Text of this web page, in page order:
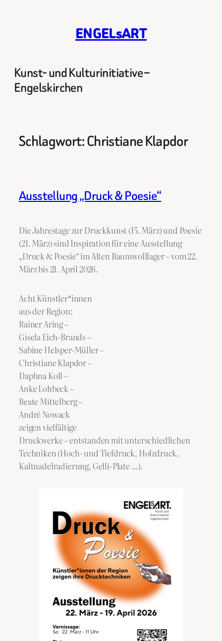
ENGELsART
Kunst- und Kulturinitiative –
Engelskirchen
Schlagwort:Christiane Klapdor
Ausstellung „Druck & Poesie“
Die Jahrestage zur Druckkunst (15. März) und Poesie
(21. März) sind Inspiration für eine Ausstellung
„Druck & Poesie“ im Alten Baumwolllager – vom 22.
März bis 21. April 2026.
Acht Künstler*innen
aus der Region:
Rainer Aring –
Gisela Eich-Brands –
Sabine Helsper-Müller –
Christiane Klapdor –
Daphna Koll –
Anke Lohbeck –
Beate Mittelberg –
André Nowack
zeigen vielfältige
Druckwerke – entstanden mit unterschiedlichen
Techniken (Hoch- und Tiefdruck, Holzdruck,
Kaltnadelradierung, Gelli-Plate …).